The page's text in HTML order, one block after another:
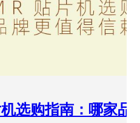
选购指南：哪家品